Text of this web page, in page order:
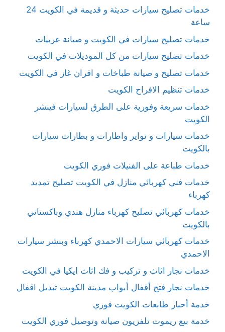
خدمات تصليح سيارات حديثة و قديمة في الكويت 24
ساعة
خدمات تصليح سيارات في الكويت و صيانة عربيات
خدمات تصليح سيارات من كل الموديلات في الكويت
خدمات تصليح و صيانة طباخات و افران غاز في الكويت
خدمات تنظيم الافراح الكويت
خدمات سريعة وفورية على الطرق لسيارات فينشر
الكويت
خدمات سيارات و تواير واطارات و بطارات سيارات
بالكويت
خدمات طباعة على الفنيلات فوري الكويت
خدمات فني كهربائي منازل في الكويت تصليح تمديد
كهرباء
خدمات كهربائي تصليح كهرباء منازل هندي وباكستاني
بالكويت
خدمات كهربائي سيارات الاحمدي كهرباء وبنشر سيارات
الاحمدي
خدمات نجار اثاث و تركيب و فك اثاث ايكيا في الكويت
خدمات نجار فتح أقفال أبواب مدينة الكويت تبديل اقفال
خدمة أحبار طابعات الكويت فوري
خدمة بيع ريموت تلفزيون صيانة وتوصيل فوري الكويت